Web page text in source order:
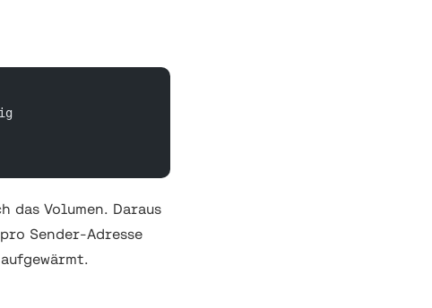
Volumen. Daraus
Sender-Adresse